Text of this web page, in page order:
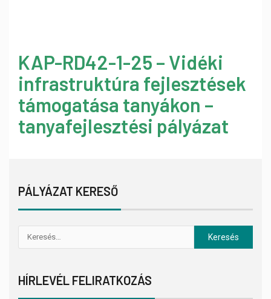
KAP-RD42-1-25 – Vidéki
infrastruktúra fejlesztések
támogatása tanyákon –
tanyafejlesztési pályázat
PÁLYÁZAT KERESŐ
HÍRLEVÉL FELIRATKOZÁS